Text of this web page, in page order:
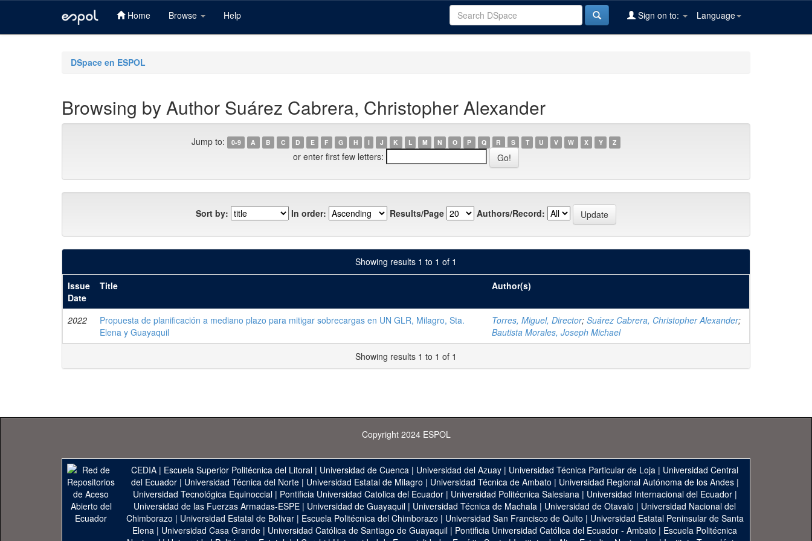
Home Browse Help Language
Sign on to:
DSpace en ESPOL
Browsing by Author Suárez Cabrera, Christopher Alexander
Jump to: 0-9 A B C D E F G H I J K L M N O P Q R S T U V W X Y Z
or enter first few letters:
Sort by: In order: Results/Page Authors/Record:
Showing results 1 to 1 of 1
Issue
Date
Title Author(s)
2022
Propuesta de planificación a mediano plazo para mitigar sobrecargas en UN GLR, Milagro, Sta.
Elena y Guayaquil
Torres, Miguel, Director; Suárez Cabrera, Christopher Alexander;
Bautista Morales, Joseph Michael
Showing results 1 to 1 of 1
Copyright 2024 ESPOL
CEDIA | Escuela Superior Politécnica del Litoral | Universidad de Cuenca | Universidad del Azuay | Universidad Técnica Particular de Loja | Universidad Central
del Ecuador| Universidad Técnica del Norte| Universidad Estatal de Milagro | Universidad Técnica de Ambato | Universidad Regional Autónoma de los Andes|
Universidad Tecnológica Equinoccial| Pontificia Universidad Catolica del Ecuador| Universidad Politécnica Salesiana| Universidad Internacional del Ecuador|
Universidad de las Fuerzas Armadas-ESPE | Universidad de Guayaquil | Universidad Técnica de Machala | Universidad de Otavalo | Universidad Nacional del
Chimborazo | Universidad Estatal de Bolivar| Escuela Politécnica del Chimborazo | Universidad San Francisco de Quito | Universidad Estatal Peninsular de Santa
Elena | Universidad Casa Grande | Universidad Católica de Santiago de Guayaquil | Pontificia Universidad Católica del Ecuador - Ambato | Escuela Politécnica